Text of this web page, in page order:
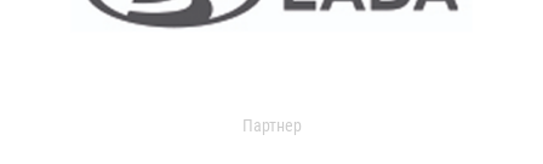
Партнер